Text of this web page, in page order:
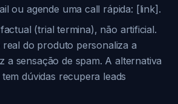
ou agende uma call rápida: [link].
(trial termina), não artificial.
do produto personaliza a
a sensação de spam. A alternativa
dúvidas recupera leads